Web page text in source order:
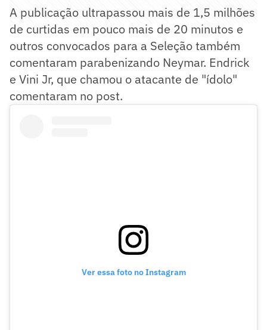
A publicação ultrapassou mais de 1,5 milhões
de curtidas em pouco mais de 20 minutos e
outros convocados para a Seleção também
comentaram parabenizando Neymar. Endrick
e Vini Jr, que chamou o atacante de "ídolo"
comentaram no post.
Ver essa foto no Instagram